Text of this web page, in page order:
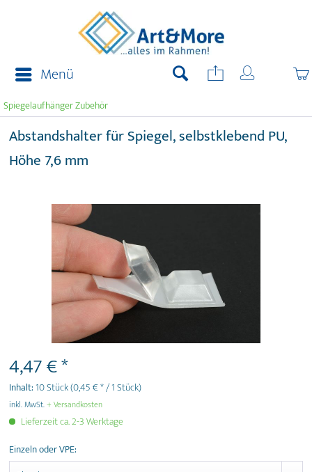
Menü
Spiegelaufhänger Zubehör
Abstandshalter für Spiegel, selbstklebend PU,
Höhe 7,6 mm
4,47 € *
Inhalt:10 Stück(0,45 € * / 1 Stück)
inkl. MwSt.+ Versandkosten
Lieferzeit ca. 2-3 Werktage
Einzeln oder VPE: